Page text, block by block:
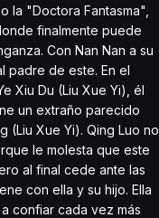
la "Doctora Fantasma",
finalmente puede
Con Nan Nan a su
padre de este. En el
Xiu Du (Liu Xue Yi), él
un extraño parecido
(Liu Xue Yi). Qing Luo no
le molesta que este
al final cede ante las
con ella y su hijo. Ella
confiar cada vez más